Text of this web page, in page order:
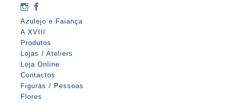
Azulejo e Faiança
A XVIII
Produtos
Lojas / Ateliers
Loja Online
Contactos
Figuras / Pessoas
Flores